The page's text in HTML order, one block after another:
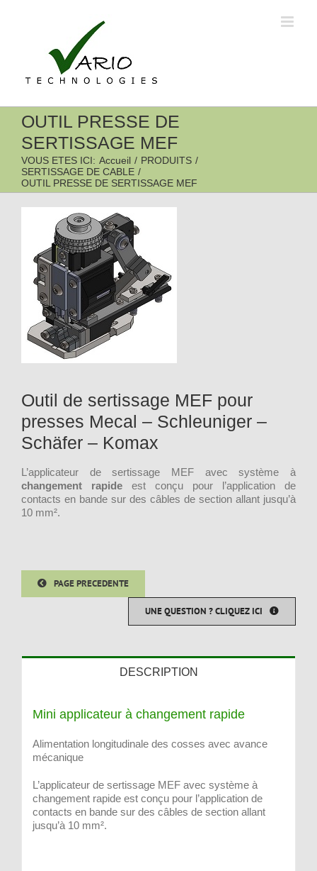
OUTIL PRESSE DE
SERTISSAGE MEF
VOUS ETES ICI: Accueil / PRODUITS /
SERTISSAGE DE CABLE /
OUTIL PRESSE DE SERTISSAGE MEF
Outil de sertissage MEF pour
presses Mecal – Schleuniger –
Schäfer – Komax
L’applicateur de sertissage MEF avec système à
changement rapide est conçu pour l’application de
contacts en bande sur des câbles de section allant jusqu’à
10 mm².
PAGE PRECEDENTE
UNE QUESTION ? CLIQUEZ ICI
DESCRIPTION
Mini applicateur à changement rapide
Alimentation longitudinale des cosses avec avance
mécanique
L’applicateur de sertissage MEF avec système à
changement rapide est conçu pour l’application de
contacts en bande sur des câbles de section allant
jusqu’à 10 mm².